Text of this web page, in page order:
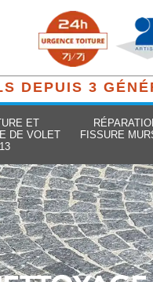
DEPUIS 3
ET
DE VOLET
13
FISSURE